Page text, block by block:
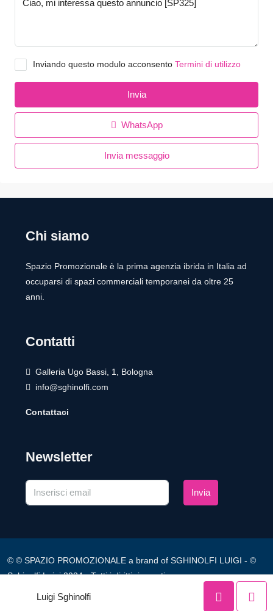
Inviando questo modulo acconsento Termini di utilizzo
Invia
WhatsApp
Invia messaggio
Luigi Sghinolfi
Chi siamo
Spazio Promozionale è la prima agenzia ibrida in Italia ad
occuparsi di spazi commerciali temporanei da oltre 25
anni.
Contatti
Galleria Ugo Bassi, 1, Bologna
info@sghinolfi.com
Contattaci
Newsletter
Invia
© © SPAZIO PROMOZIONALE a brand of SGHINOLFI LUIGI - ©
Sghinolfi Luigi 2024 - Tutti i diritti riservati